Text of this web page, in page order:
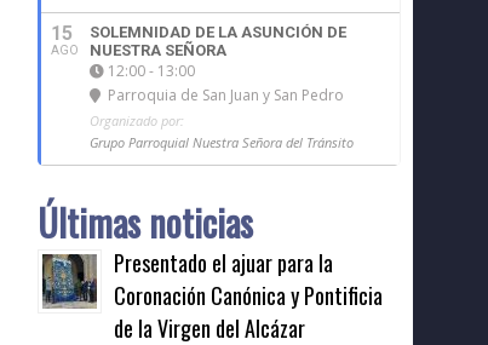
15
AGO
SOLEMNIDAD DE LA ASUNCIÓN DE
NUESTRA SEÑORA
12:00 - 13:00
Parroquia de San Juan y San Pedro
Organizado por:
Grupo Parroquial Nuestra Señora del Tránsito
Últimas noticias
Presentado el ajuar para la
Coronación Canónica y Pontificia
de la Virgen del Alcázar